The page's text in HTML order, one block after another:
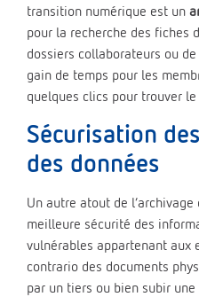
transition numérique est un
pour la recherche des fiches
dossiers collaborateurs ou
gain de temps pour les
quelques clics pour trouver
Sécurisation
des données
Un autre atout de
meilleure sécurité des
vulnérables appartenant aux
contrario des documents
par un tiers ou bien subir